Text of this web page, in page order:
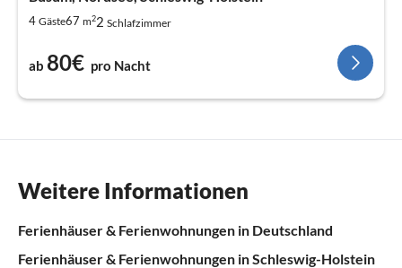
4 Gäste67 m22 Schlafzimmer
ab 80€ pro Nacht
Weitere Informationen
Ferienhäuser & Ferienwohnungen in Deutschland
Ferienhäuser & Ferienwohnungen in Schleswig-Holstein